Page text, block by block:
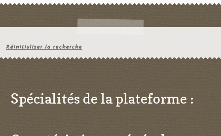
Réinitialiser la recherche
Spécialités de la plateforme :